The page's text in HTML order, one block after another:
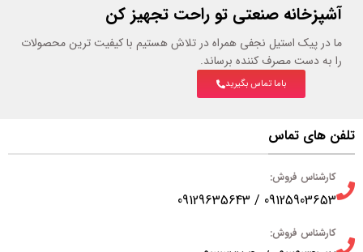
آشپزخانه صنعتی تو راحت تجهیز کن
ما در پیک استیل نجفی همراه در تلاش هستیم با کیفیت ترین محصولات
را به دست مصرف کننده برساند.
باما تماس بگیرید
تلفن های تماس
کارشناس فروش:
09125903653 / 09129635643
کارشناس فروش: